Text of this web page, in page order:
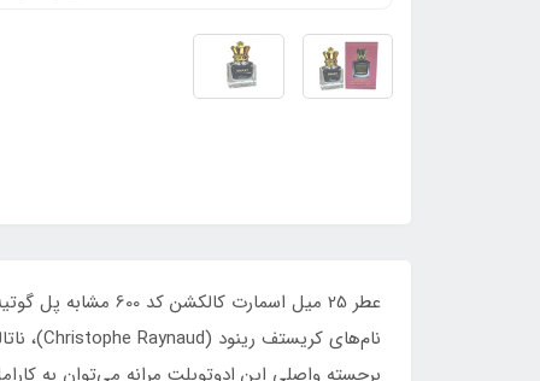
برجسته واصلی این ادوتویلت مرانه می‌توان به